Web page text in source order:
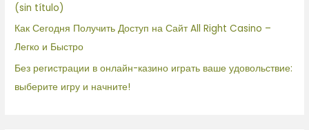
(sin título)
Как Сегодня Получить Доступ на Сайт All Right Casino –
Легко и Быстро
Без регистрации в онлайн-казино играть ваше удовольствие:
выберите игру и начните!